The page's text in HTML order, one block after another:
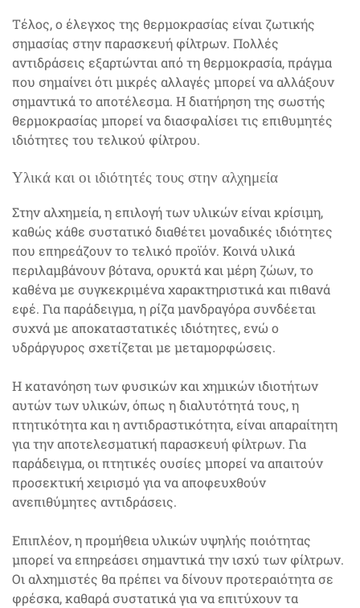
Τέλος, ο έλεγχος της θερμοκρασίας είναι ζωτικής
σημασίας στην παρασκευή φίλτρων. Πολλές
αντιδράσεις εξαρτώνται από τη θερμοκρασία, πράγμα
που σημαίνει ότι μικρές αλλαγές μπορεί να αλλάξουν
σημαντικά το αποτέλεσμα. Η διατήρηση της σωστής
θερμοκρασίας μπορεί να διασφαλίσει τις επιθυμητές
ιδιότητες του τελικού φίλτρου.
Υλικά και οι ιδιότητές τους στην αλχημεία
Στην αλχημεία, η επιλογή των υλικών είναι κρίσιμη,
καθώς κάθε συστατικό διαθέτει μοναδικές ιδιότητες
που επηρεάζουν το τελικό προϊόν. Κοινά υλικά
περιλαμβάνουν βότανα, ορυκτά και μέρη ζώων, το
καθένα με συγκεκριμένα χαρακτηριστικά και πιθανά
εφέ. Για παράδειγμα, η ρίζα μανδραγόρα συνδέεται
συχνά με αποκαταστατικές ιδιότητες, ενώ ο
υδράργυρος σχετίζεται με μεταμορφώσεις.
Η κατανόηση των φυσικών και χημικών ιδιοτήτων
αυτών των υλικών, όπως η διαλυτότητά τους, η
πτητικότητα και η αντιδραστικότητα, είναι απαραίτητη
για την αποτελεσματική παρασκευή φίλτρων. Για
παράδειγμα, οι πτητικές ουσίες μπορεί να απαιτούν
προσεκτική χειρισμό για να αποφευχθούν
ανεπιθύμητες αντιδράσεις.
Επιπλέον, η προμήθεια υλικών υψηλής ποιότητας
μπορεί να επηρεάσει σημαντικά την ισχύ των φίλτρων.
Οι αλχημιστές θα πρέπει να δίνουν προτεραιότητα σε
φρέσκα, καθαρά συστατικά για να επιτύχουν τα